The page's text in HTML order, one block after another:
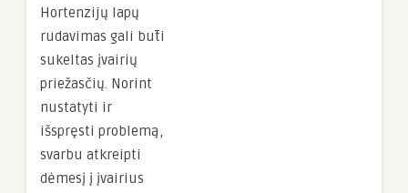
Hortenzijų lapų
rudavimas gali būti
sukeltas įvairių
priežasčių. Norint
nustatyti ir
išspręsti problemą,
svarbu atkreipti
dėmesį į įvairius